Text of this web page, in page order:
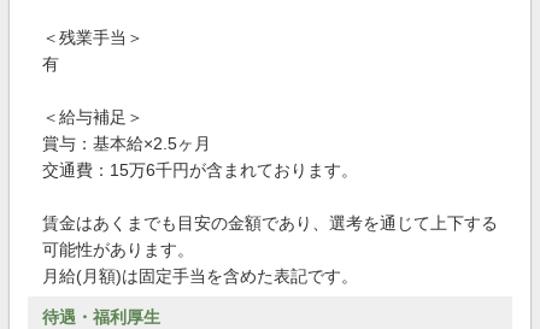
＜残業手当＞
有
＜給与補足＞
賞与：基本給×2.5ヶ月
交通費：15万6千円が含まれております。
賃金はあくまでも目安の金額であり、選考を通じて上下する
可能性があります。
月給(月額)は固定手当を含めた表記です。
待遇・福利厚生